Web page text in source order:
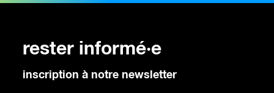
rester informé·e
inscription à notre newsletter